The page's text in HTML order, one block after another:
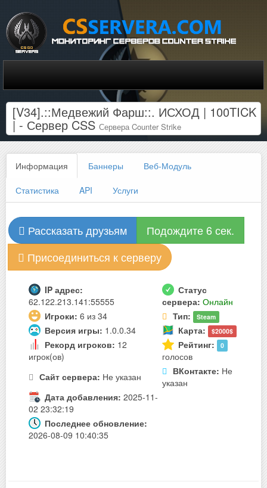
[V34].::Медвежий Фарш::. ИСХОД | 100TICK
| - Сервер CSS Сервера Counter Strike
Информация Баннеры Веб-Модуль
Статистика API Услуги
Рассказать друзьям
Подождите 6 сек.
Присоединиться к серверу
IP адрес:
62.122.213.141:55555
Статус
сервера: Онлайн
Игроки: 6 из 34 Тип: Steam
Версия игры: 1.0.0.34 Карта: $2000$
Рекорд игроков: 12
игрок(ов)
Рейтинг: 0
голосов
Сайт сервера: Не указан ВКонтакте: Не
указан
Дата добавления: 2025-11-
02 23:32:19
Последнее обновление:
2026-08-09 10:40:35